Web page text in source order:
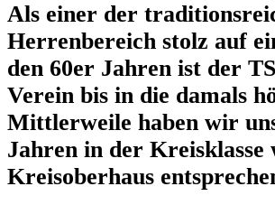
Als einer der
Herrenbereich stolz auf
den 60er Jahren ist der
Verein bis in die damals
Mittlerweile haben wir
Jahren in der
Kreisoberhaus